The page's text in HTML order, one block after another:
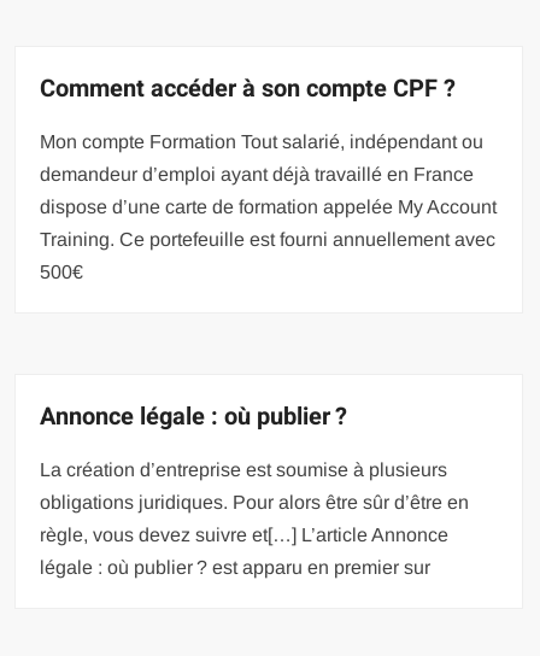
Comment accéder à son compte CPF ?
Mon compte Formation Tout salarié, indépendant ou
demandeur d’emploi ayant déjà travaillé en France
dispose d’une carte de formation appelée My Account
Training. Ce portefeuille est fourni annuellement avec
500€
Annonce légale : où publier ?
La création d’entreprise est soumise à plusieurs
obligations juridiques. Pour alors être sûr d’être en
règle, vous devez suivre et[…] L’article Annonce
légale : où publier ? est apparu en premier sur